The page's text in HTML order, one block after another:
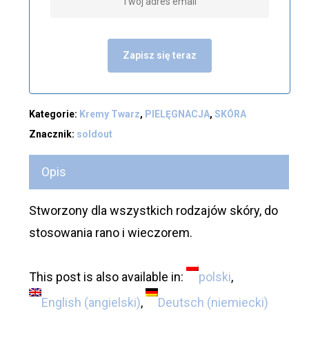
Zapisz się teraz
Kategorie: Kremy Twarz, PIELĘGNACJA, SKÓRA
Znacznik: soldout
Opis
Stworzony dla wszystkich rodzajów skóry, do
stosowania rano i wieczorem.
This post is also available in:
polski
English (angielski) Deutsch (niemiecki)